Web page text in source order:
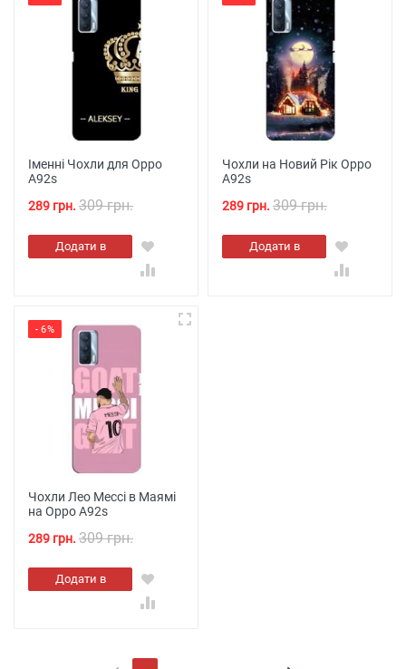
Іменні Чохли для Oppo
A92s
289 грн. 309 грн.
Додати в
кошик
Чохли на Новий Рік Oppo
A92s
289 грн. 309 грн.
Додати в
кошик
- 6%
Чохли Лео Мессі в Маямі
на Oppo A92s
289 грн. 309 грн.
Додати в
кошик